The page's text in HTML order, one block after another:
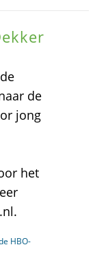
de
jong
het
HBO-